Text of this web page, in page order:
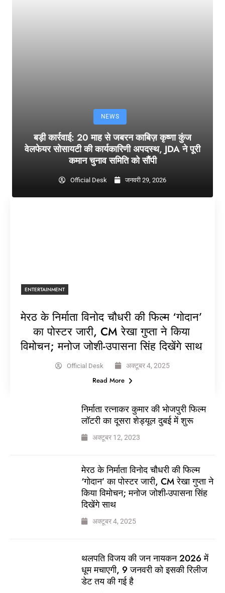
NEWS
बड़ी कार्रवाई: 20 माह से जबरन काबिज़ कृष्णा कुंज
वेलफेयर सोसायटी की कार्यकारिणी अपदस्थ, JDA ने पूरी
कमान चुनाव समिति को सौंपी
Official Desk जनवरी 29, 2026
ENTERTAINMENT
मेरठ के निर्माता विनोद चौधरी की फिल्म ‘गोदान’
का पोस्टर जारी, CM रेखा गुप्ता ने किया
विमोचन; मनोज जोशी-उपासना सिंह दिखेंगे साथ
Official Desk अक्टूबर 4, 2025
Read More
निर्माता रत्नाकर कुमार की भोजपुरी फिल्म
लॉटरी का दूसरा शेड्यूल दुबई में शुरू
अक्टूबर 12, 2023
मेरठ के निर्माता विनोद चौधरी की फिल्म
‘गोदान’ का पोस्टर जारी, CM रेखा गुप्ता ने
किया विमोचन; मनोज जोशी-उपासना सिंह
दिखेंगे साथ
अक्टूबर 4, 2025
थलपति विजय की जन नायकन 2026 में
धूम मचाएगी, 9 जनवरी को इसकी रिलीज
डेट तय की गई है